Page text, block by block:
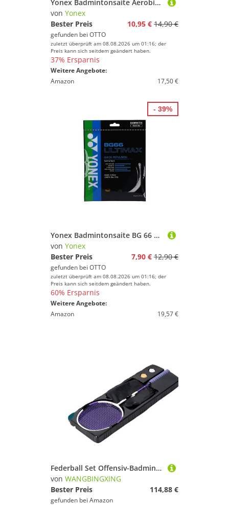
Yonex Badmintonsaite Aerobite Hybrid 0.61/0.67 weiss/rot 10m Set, Saitendicke: 0.61/0.67
von Yonex
Bester Preis
10,95 € 14,90 €
gefunden bei OTTO
zuletzt überprüft am 08.08.2026 um 01:16; der
Preis kann sich seitdem geändert haben.
37% Ersparnis
Weitere Angebote:
Amazon
17,50 €
Yonex Badmintonsaite BG 66 Ultimax (Power+Komfort) weiss 10m Set, Saitendicke: 0.65
von Yonex
Bester Preis
7,90 € 12,90 €
gefunden bei OTTO
zuletzt überprüft am 08.08.2026 um 01:16; der
Preis kann sich seitdem geändert haben.
60% Ersparnis
Weitere Angebote:
Amazon
19,57 €
- 39%
Federball Set Offensiv-Badmintonschläger, max. 25 Pfund (inkl. Tasche und Saite), Pro Carbonfaser + Titan(1PCS Purple Box)
von WANGBINGXING
Bester Preis
114,88 €
gefunden bei Amazon